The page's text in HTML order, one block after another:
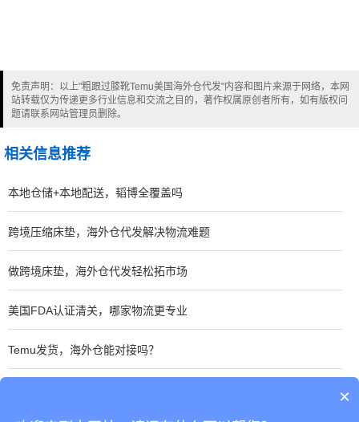
免责声明：以上"粗跟过膝靴Temu美国海外仓代发"内容和图片来源于网络，本网
站转载仅为传递更多行业信息和交流之目的，著作权属原创者所有，如有版权问
题请联系网站管理员删除。
相关信息推荐
本地仓储+本地配送，韬博全覆盖吗
跨境压缩床垫，海外仓代发解决物流难题
做跨境床垫，海外仓代发轻松拓市场
美国FDA认证清关，哪家物流更专业
Temu发货，海外仓能对接吗？
×